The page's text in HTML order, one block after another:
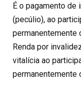
É o pagamento de
(pecúlio), ao
permanentemente
Renda por
vitalícia ao
permanentemente